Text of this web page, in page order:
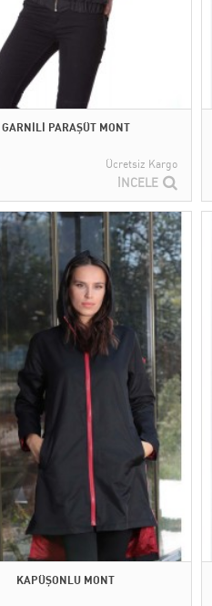
GARNİLİ PARAŞÜT MONT
Ücretsiz Kargo
İNCELE
KAPÜŞONLU MONT